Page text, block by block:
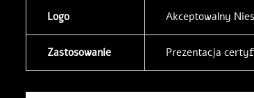
Logo Akceptowalny
Zastosowanie Prezentacja